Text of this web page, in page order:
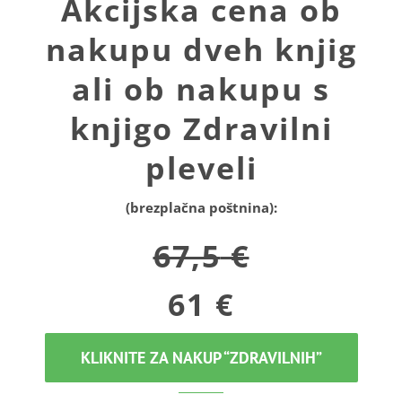
Akcijska cena ob
nakupu dveh knjig
ali ob nakupu s
knjigo Zdravilni
pleveli
(brezplačna poštnina):
67,5€
61 €
KLIKNITE ZA NAKUP “ZDRAVILNIH”